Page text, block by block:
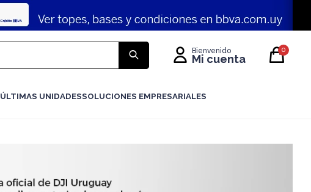
ÚLTIMAS UNIDADESSOLUCIONES EMPRESARIALES
0